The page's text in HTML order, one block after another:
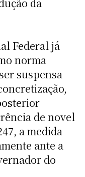
Federal já
norma
suspensa
de novel
a medida
ante a
do